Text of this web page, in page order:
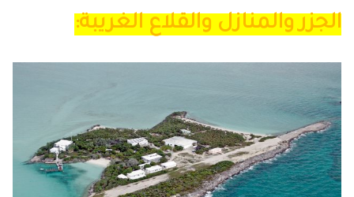
الجزر والمنازل والقلاع الغريبة: